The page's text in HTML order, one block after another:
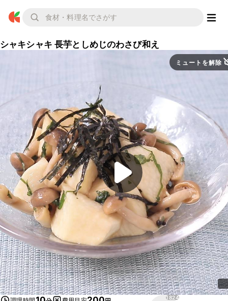
シャキシャキ 長芋としめじのわさび和え
ミュートを解除
1824